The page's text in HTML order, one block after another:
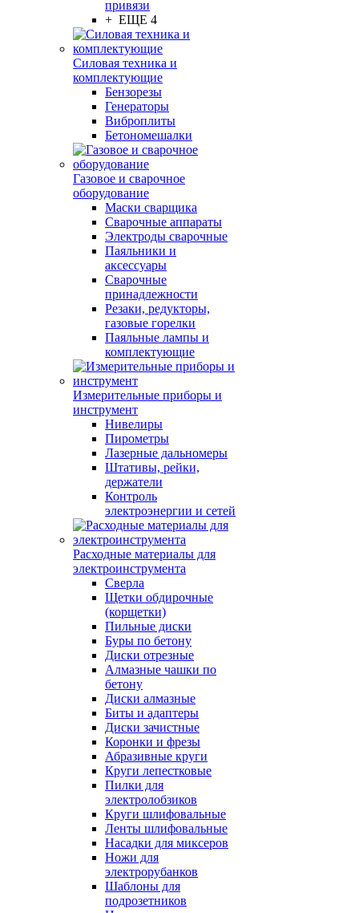
привязи
+ ЕЩЕ 4
Силовая техника и
комплектующие
Бензорезы
Генераторы
Виброплиты
Бетономешалки
Газовое и сварочное
оборудование
Маски сварщика
Сварочные аппараты
Электроды сварочные
Паяльники и
аксессуары
Сварочные
принадлежности
Резаки, редукторы,
газовые горелки
Паяльные лампы и
комплектующие
Измерительные приборы и
инструмент
Нивелиры
Пирометры
Лазерные дальномеры
Штативы, рейки,
держатели
Контроль
электроэнергии и сетей
Расходные материалы для
электроинструмента
Сверла
Щетки обдирочные
(корщетки)
Пильные диски
Буры по бетону
Диски отрезные
Алмазные чашки по
бетону
Диски алмазные
Биты и адаптеры
Диски зачистные
Коронки и фрезы
Абразивные круги
Круги лепестковые
Пилки для
электролобзиков
Круги шлифовальные
Ленты шлифовальные
Насадки для миксеров
Ножи для
электрорубанков
Шаблоны для
подрозетников